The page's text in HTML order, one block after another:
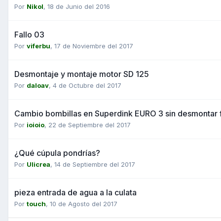
Por Nikol, 18 de Junio del 2016
Fallo 03
Por viferbu, 17 de Noviembre del 2017
Desmontaje y montaje motor SD 125
Por daloav, 4 de Octubre del 2017
Cambio bombillas en Superdink EURO 3 sin desmontar
Por ioioio, 22 de Septiembre del 2017
¿Qué cúpula pondrías?
Por Ulicrea, 14 de Septiembre del 2017
pieza entrada de agua a la culata
Por touch, 10 de Agosto del 2017